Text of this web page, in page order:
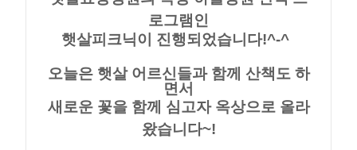
로그램인
햇살피크닉이 진행되었습니다!^-^
오늘은 햇살 어르신들과 함께 산책도 하
면서
새로운 꽃을 함께 심고자 옥상으로 올라
왔습니다~!